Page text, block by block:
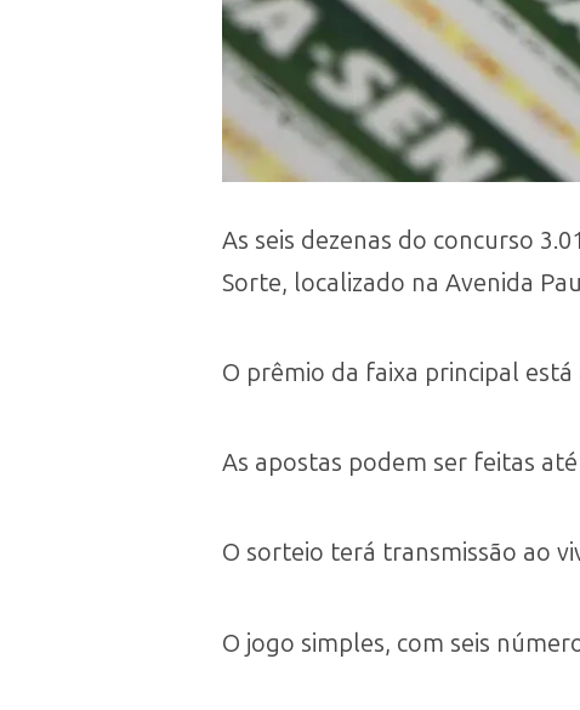
As seis dezenas do concurso
Sorte, localizado na Avenida
O prêmio da faixa principal
As apostas podem ser feitas
O sorteio terá transmissão ao
O jogo simples, com seis